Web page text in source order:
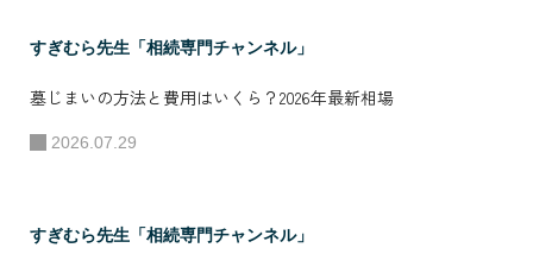
相続相談に対応し
ベート・その他の
すぎむら先生「相続専門チャンネル」
墓じまいの方法と費用はいくら？2026年最新相場
2026.07.29
すぎむら先生「相続専門チャンネル」